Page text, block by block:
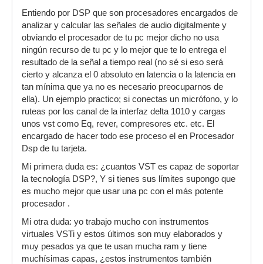
Entiendo por DSP que son procesadores encargados de
analizar y calcular las señales de audio digitalmente y
obviando el procesador de tu pc mejor dicho no usa
ningún recurso de tu pc y lo mejor que te lo entrega el
resultado de la señal a tiempo real (no sé si eso será
cierto y alcanza el 0 absoluto en latencia o la latencia en
tan mínima que ya no es necesario preocuparnos de
ella). Un ejemplo practico; si conectas un micrófono, y lo
ruteas por los canal de la interfaz delta 1010 y cargas
unos vst como Eq, rever, compresores etc. etc. El
encargado de hacer todo ese proceso el en Procesador
Dsp de tu tarjeta.
Mi primera duda es: ¿cuantos VST es capaz de soportar
la tecnología DSP?, Y si tienes sus límites supongo que
es mucho mejor que usar una pc con el más potente
procesador .
Mi otra duda: yo trabajo mucho con instrumentos
virtuales VSTi y estos últimos son muy elaborados y
muy pesados ya que te usan mucha ram y tiene
muchísimas capas, ¿estos instrumentos también